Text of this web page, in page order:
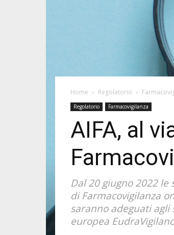
Home Regolatorio
Regolatorio Farmacovigilanza
AIFA, al
Dal 20 giugno 2022
di Farmacovigilanza
saranno adeguati
europea